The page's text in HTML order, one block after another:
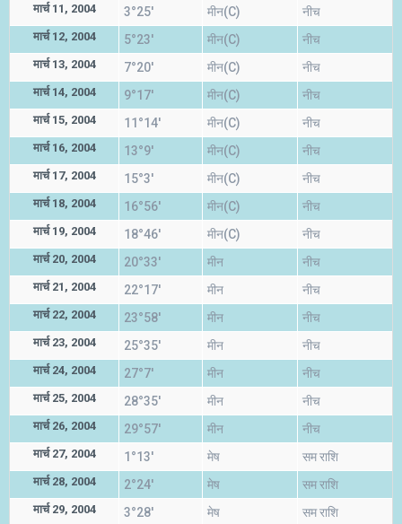
मार्च 11, 2004 3°25' मीन(C) नीच
मार्च 12, 2004 5°23' मीन(C) नीच
मार्च 13, 2004 7°20' मीन(C) नीच
मार्च 14, 2004 9°17' मीन(C) नीच
मार्च 15, 2004 11°14' मीन(C) नीच
मार्च 16, 2004 13°9' मीन(C) नीच
मार्च 17, 2004 15°3' मीन(C) नीच
मार्च 18, 2004 16°56' मीन(C) नीच
मार्च 19, 2004 18°46' मीन(C) नीच
मार्च 20, 2004 20°33' मीन नीच
मार्च 21, 2004 22°17' मीन नीच
मार्च 22, 2004 23°58' मीन नीच
मार्च 23, 2004 25°35' मीन नीच
मार्च 24, 2004 27°7' मीन नीच
मार्च 25, 2004 28°35' मीन नीच
मार्च 26, 2004 29°57' मीन नीच
मार्च 27, 2004 1°13' मेष सम राशि
मार्च 28, 2004 2°24' मेष सम राशि
मार्च 29, 2004 3°28' मेष सम राशि